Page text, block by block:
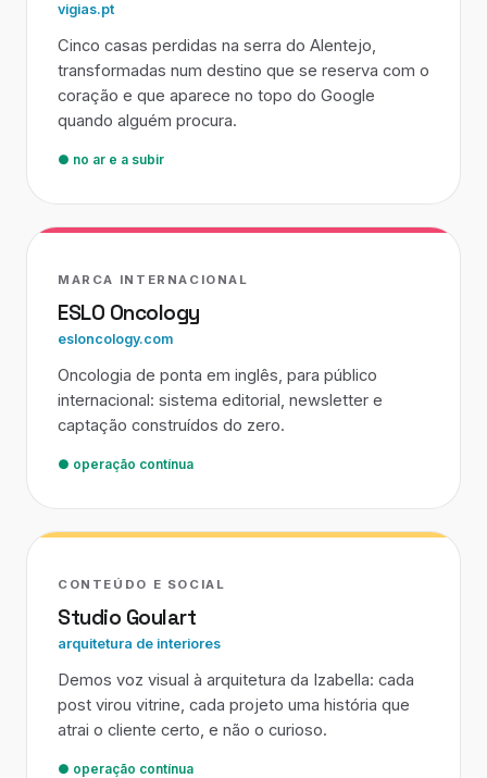
vigias.pt
Cinco casas perdidas na serra do Alentejo,
transformadas num destino que se reserva com o
coração e que aparece no topo do Google
quando alguém procura.
● no ar e a subir
MARCA INTERNACIONAL
ESLO Oncology
esloncology.com
Oncologia de ponta em inglês, para público
internacional: sistema editorial, newsletter e
captação construídos do zero.
● operação contínua
CONTEÚDO E SOCIAL
Studio Goulart
arquitetura de interiores
Demos voz visual à arquitetura da Izabella: cada
post virou vitrine, cada projeto uma história que
atrai o cliente certo, e não o curioso.
● operação contínua